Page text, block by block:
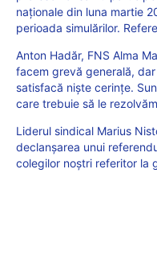
naționale din luna martie
perioada simulărilor.
Anton Hadăr, FNS Alma
facem grevă generală,
satisfacă niște cerințe.
care trebuie să le rezolvăm
Liderul sindical Marius
declanșarea unui
colegilor noștri referitor la